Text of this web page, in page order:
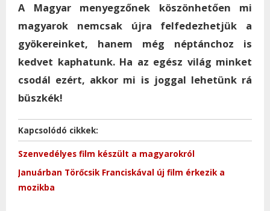
A Magyar menyegzőnek köszönhetően mi
magyarok nemcsak újra felfedezhetjük a
gyökereinket, hanem még néptánchoz is
kedvet kaphatunk. Ha az egész világ minket
csodál ezért, akkor mi is joggal lehetünk rá
büszkék!
Kapcsolódó cikkek:
Szenvedélyes film készült a magyarokról
Januárban Törőcsik Franciskával új film érkezik a
mozikba